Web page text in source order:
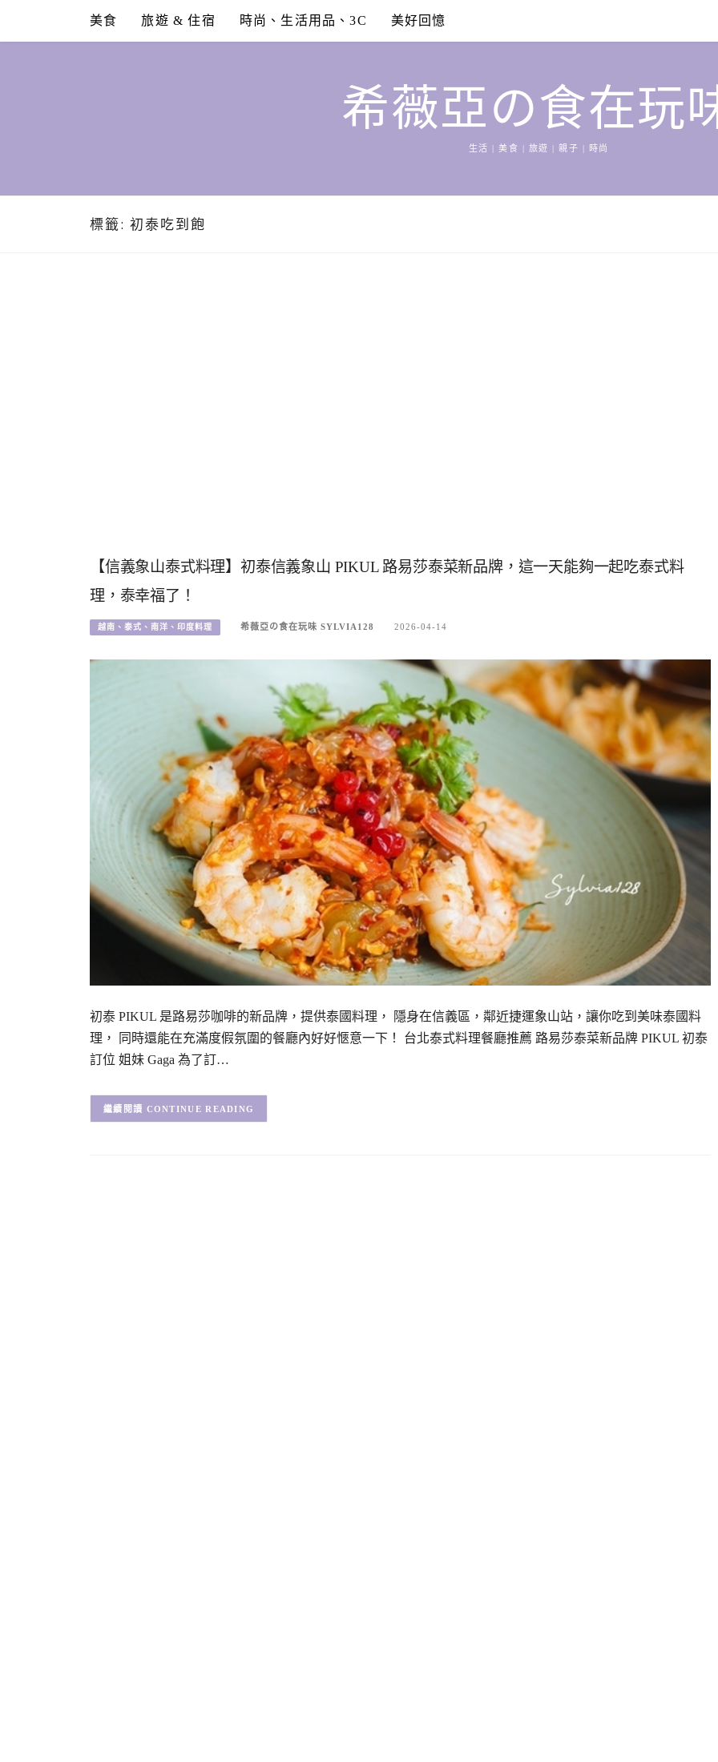
content
美食 旅遊 & 住宿 時尚、生活用品、3C 美好回憶
希薇亞の食在玩
生活 | 美食 | 旅遊 | 親子 | 時尚
標籤: 初泰吃到飽
【信義象山泰式料理】初泰信義象山 PIKUL 路易莎泰菜新品牌，這一天能夠一起吃泰式料
理，泰幸福了！
越南、泰式、南洋、印度料理 希薇亞の食在玩味 SYLVIA128 2026-04-14
初泰 PIKUL 是路易莎咖啡的新品牌，提供泰國料理， 隱身在信義區，鄰近捷運象山站，讓你吃到美味泰國料
理， 同時還能在充滿度假氛圍的餐廳內好好愜意一下！ 台北泰式料理餐廳推薦 路易莎泰菜新品牌 PIKUL 初泰
訂位 姐妹 Gaga 為了訂…
CONTINUE READING